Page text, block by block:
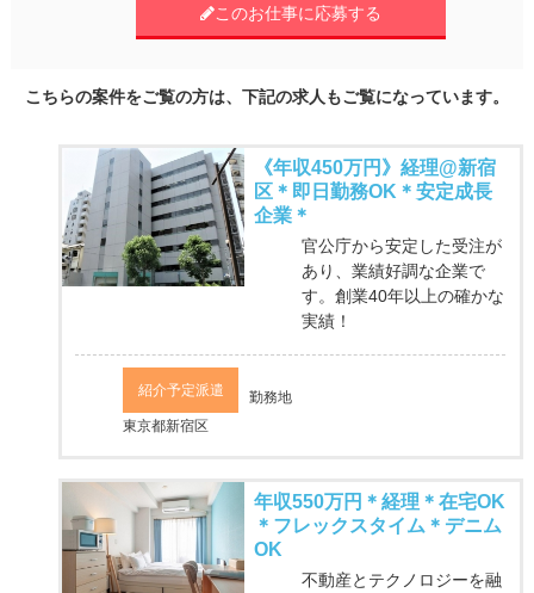
このお仕事に応募する
こちらの案件をご覧の方は、下記の求人もご覧になっています。
《年収450万円》経理@新宿
区＊即日勤務OK＊安定成長
企業＊
官公庁から安定した受注が
あり、業績好調な企業で
す。創業40年以上の確かな
実績！
紹介予定派遣
勤務地
東京都新宿区
年収550万円＊経理＊在宅OK
＊フレックスタイム＊デニム
OK
不動産とテクノロジーを融